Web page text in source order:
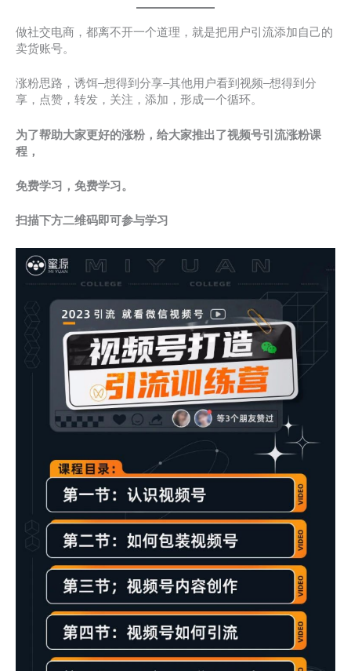
做社交电商，都离不开一个道理，就是把用户引流添加自己的
卖货账号。
涨粉思路，诱饵–想得到分享–其他用户看到视频–想得到分
享，点赞，转发，关注，添加，形成一个循环。
为了帮助大家更好的涨粉，给大家推出了视频号引流涨粉课
程，
免费学习，免费学习。
扫描下方二维码即可参与学习